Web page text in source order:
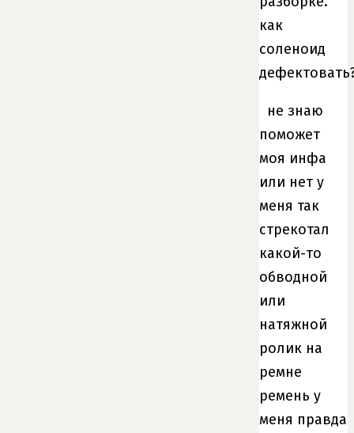
как
соленоид
не знаю
поможет
моя инфа
или нет у
меня так
стрекотал
какой-то
обводной
или
натяжной
ролик на
ремне
ремень у
меня правда